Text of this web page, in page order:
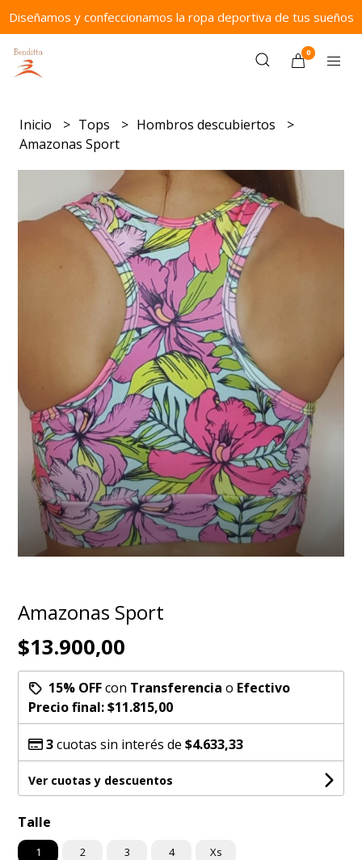
Diseñamos y confeccionamos la ropa deportiva de tus sueños
0
Inicio Tops
Hombros descubiertos
Amazonas Sport
Amazonas Sport
$13.900,00
15% OFFcon Transferencia o Efectivo
Precio final:$11.815,00
3cuotas sin interés de$4.633,33
Ver cuotas y descuentos
Talle
1 2 3 4 Xs